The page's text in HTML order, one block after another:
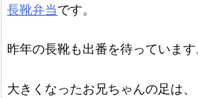
長靴弁当です。
昨年の長靴も出番を待っています
大きくなったお兄ちゃんの足は